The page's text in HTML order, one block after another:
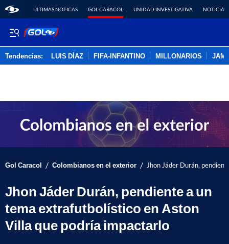
ÚLTIMAS NOTICAS GOL CARACOL UNIDAD INVESTIGATIVA NOTICIAS
Tendencias: LUIS DÍAZ FIFA-INFANTINO MILLONARIOS
Gol Caracol / Colombianos en el exterior / Jhon Jáder Durán,
Jhon Jáder Durán, pendiente a un
tema extrafutbolístico en Aston
Villa que podría impactarlo